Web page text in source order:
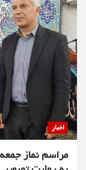
اخبار